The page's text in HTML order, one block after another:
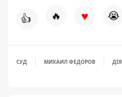
👍 🔥 ♥ 😭
СУД МИХАИЛ ФЕДОРОВ ДІЯ